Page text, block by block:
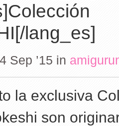
lang_es]
Sep ’15 in
la exclusiva
son